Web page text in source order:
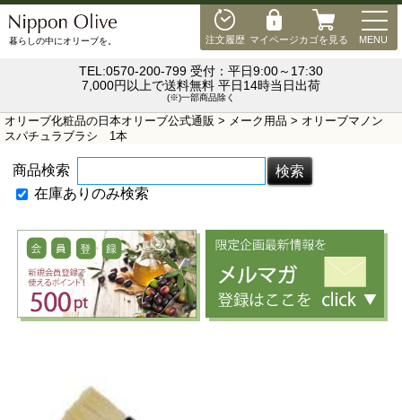
注文履歴 マイページカゴを見る MENU
暮らしの中にオリーブを。
TEL:0570-200-799 受付：平日9:00～17:30
7,000円以上で送料無料 平日14時当日出荷
(※)一部商品除く
オリーブ化粧品の日本オリーブ公式通販 > メーク用品 > オリーブマノン
スパチュラブラシ 1本
商品検索
在庫ありのみ検索